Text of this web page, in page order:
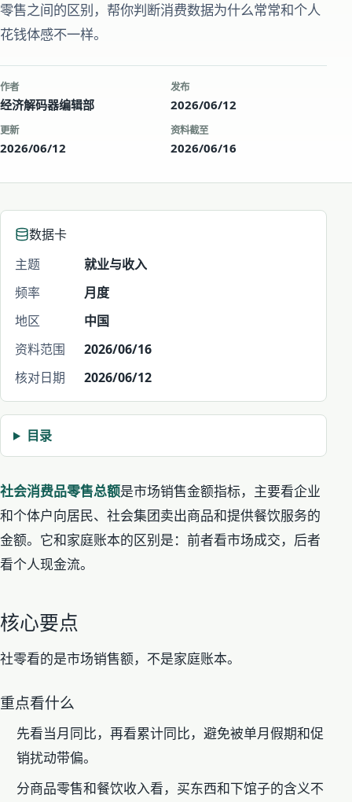
零售之间的区别，帮你判断消费数据为什么常常和个人
花钱体感不一样。
作者
经济解码器编辑部
发布
2026/06/12
更新
2026/06/12
资料截至
2026/06/16
数据卡
主题
就业与收入
频率
月度
地区
中国
资料范围
2026/06/16
核对日期
2026/06/12
目录
社会消费品零售总额是市场销售金额指标，主要看企业
和个体户向居民、社会集团卖出商品和提供餐饮服务的
金额。它和家庭账本的区别是：前者看市场成交，后者
看个人现金流。
核心要点
社零看的是市场销售额，不是家庭账本。
重点看什么
先看当月同比，再看累计同比，避免被单月假期和促
销扰动带偏。
分商品零售和餐饮收入看，买东西和下馆子的含义不